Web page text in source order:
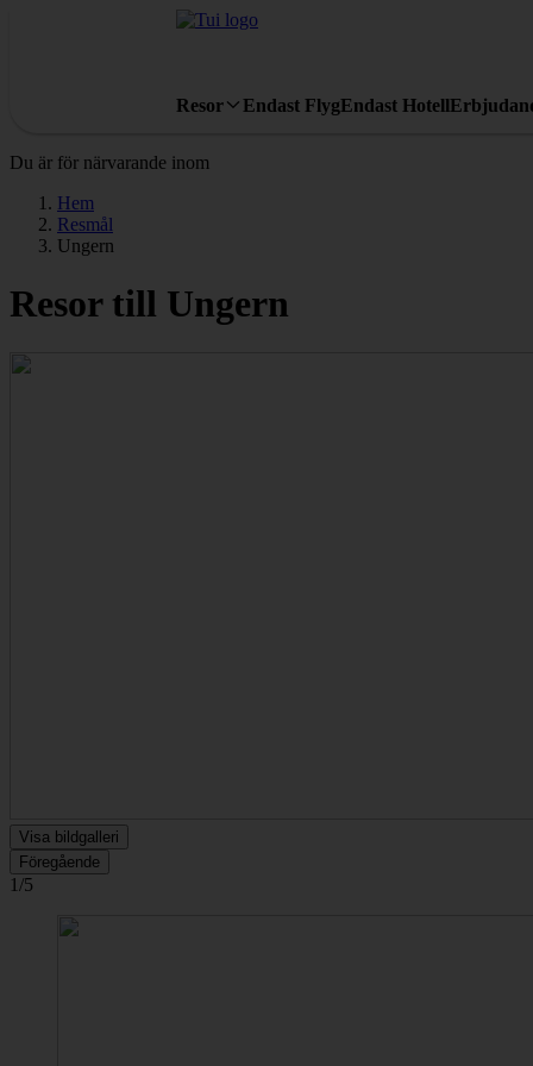
Resor Endast FlygEndast Hotell
Du är för närvarande inom
Hem
Resmål
Ungern
Resor till Ungern
Visa bildgalleri
Föregående
1/5